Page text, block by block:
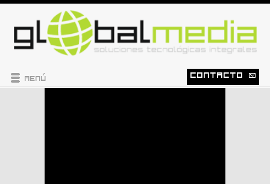
CONTACTO
MENÚ